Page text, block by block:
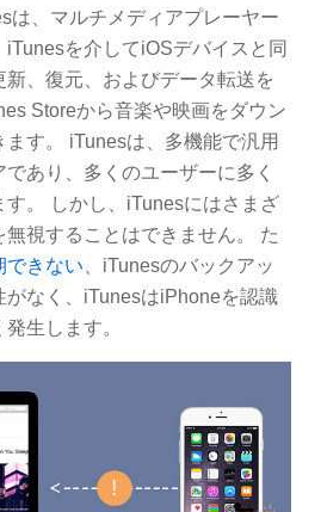
は、マルチメディアプレーヤー
を介してiOSデバイスと同
、復元、およびデータ転送を
Storeから音楽や映画をダウン
ます。 iTunesは、多機能で汎用
あり、多くのユーザーに多く
。 しかし、iTunesにはさまざ
無視することはできません。 た
できない 、iTunesのバックアッ
がなく、iTunesはiPhoneを認識
生します。